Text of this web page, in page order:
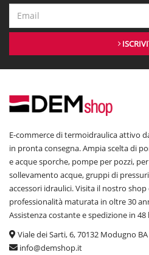
E-commerce di termoidraulica attivo
in pronta consegna. Ampia scelta di
e acque sporche, pompe per pozzi,
sollevamento acque, gruppi di
accessori idraulici. Visita il nostro
professionalità maturata in oltre 30
Assistenza costante e spedizione in 48
Viale dei Sarti, 6, 70132 Modugno BA
info@demshop.it